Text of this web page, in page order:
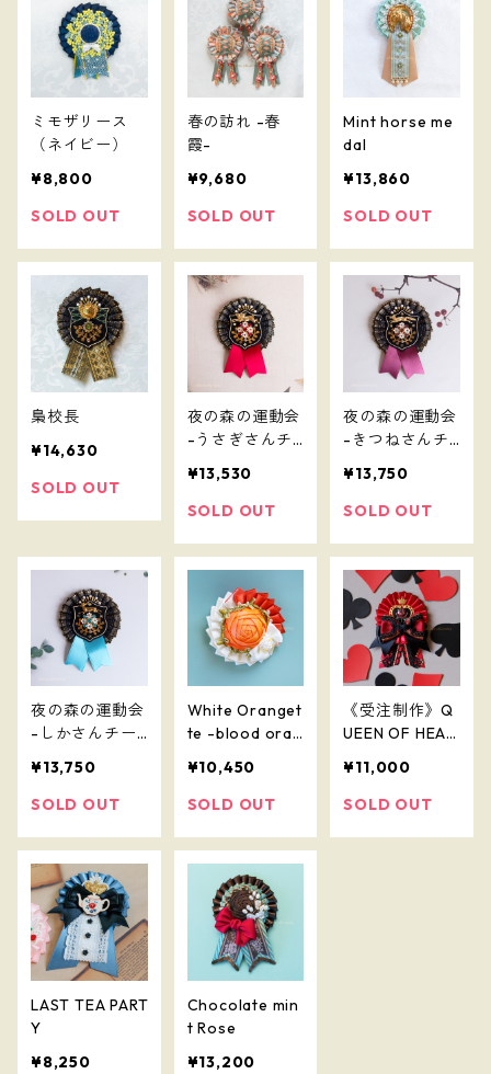
ミモザリース
（ネイビー）
¥8,800
SOLD OUT
春の訪れ -春
霞-
¥9,680
SOLD OUT
Mint horse me
dal
¥13,860
SOLD OUT
梟校長
¥14,630
SOLD OUT
夜の森の運動会
-うさぎさんチ
¥13,530
SOLD OUT
夜の森の運動会
-きつねさんチ
¥13,750
SOLD OUT
夜の森の運動会
-しかさんチー
¥13,750
SOLD OUT
White Oranget
te -blood oran
¥10,450
SOLD OUT
《受注制作》Q
UEEN OF HEAR
¥11,000
SOLD OUT
LAST TEA PART
Y
¥8,250
Chocolate min
t Rose
¥13,200